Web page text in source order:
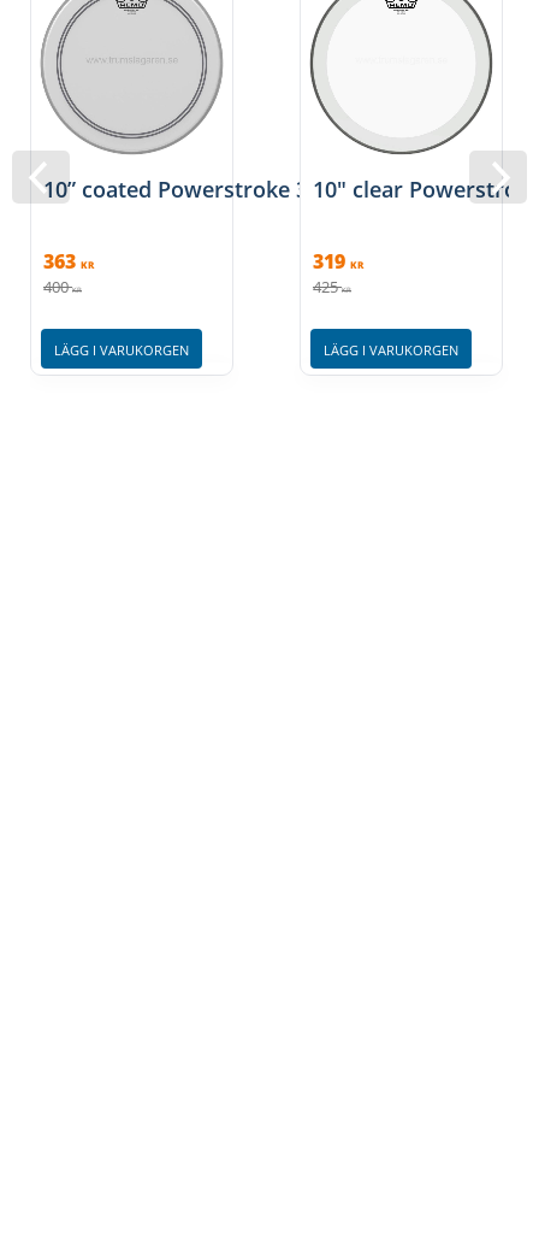
10” coated Powerstroke 3, Remo
363 KR
400 KR
LÄGG I VARUKORGEN
10" clear
319 KR
425 KR
LÄGG I VARUKORGEN